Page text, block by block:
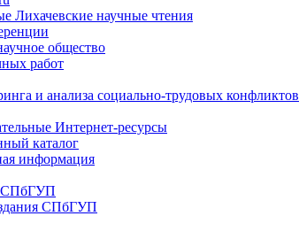
Лихачевские научные чтения
общество
работ
и анализа социально-трудовых конфликтов
Интернет-ресурсы
каталог
информация
СПбГУП
СПбГУП